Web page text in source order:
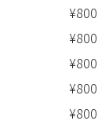
¥800
¥800
¥800
¥800
¥800